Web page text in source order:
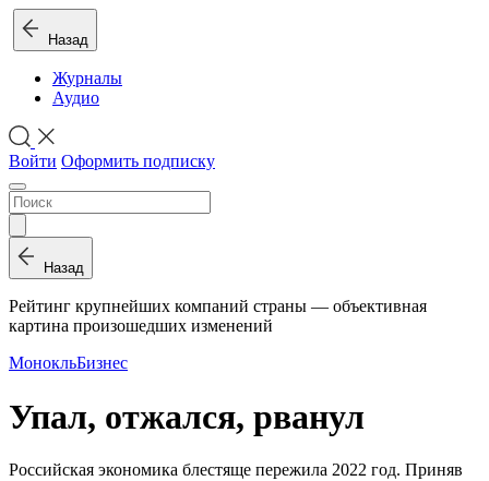
Назад
Журналы
Аудио
Войти Оформить подписку
Назад
Рейтинг крупнейших компаний страны — объективная
картина произошедших изменений
МонокльБизнес
Упал, отжался, рванул
Российская экономика блестяще пережила 2022 год. Приняв